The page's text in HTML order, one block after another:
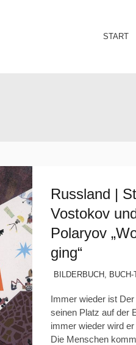
START
Russland |
Vostokov
Polaryov
ging“
BILDERBUCH ,
Immer wieder ist
seinen Platz auf der
immer wieder wird
Die Menschen